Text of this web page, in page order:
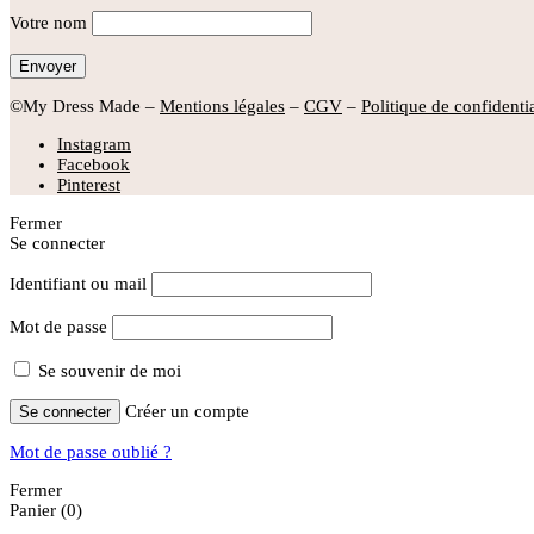
Votre nom
©My Dress Made – Mentions légales – CGV – Politique de
Instagram
Facebook
Pinterest
Fermer
Se connecter
Identifiant ou mail
Mot de passe
Se souvenir de moi
Se connecter Créer un compte
Mot de passe oublié ?
Fermer
Panier (0)